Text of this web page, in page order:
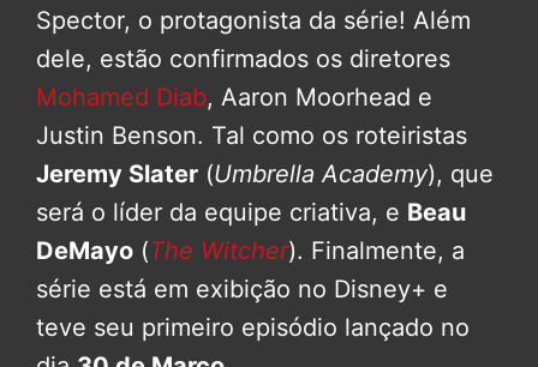
Spector, o protagonista da série! Além
dele, estão confirmados os diretores
Mohamed Diab, Aaron Moorhead e
Justin Benson. Tal como os roteiristas
Jeremy Slater (Umbrella Academy), que
será o líder da equipe criativa, e Beau
DeMayo (The Witcher). Finalmente, a
série está em exibição no Disney+ e
teve seu primeiro episódio lançado no